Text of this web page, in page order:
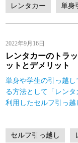
レンタカー 単身
2022年9月16日
レンタカーのトラ
ットとデメリット
単身や学生の引っ越し
る方法として「レン
利用したセルフ引っ越
セルフ引っ越し